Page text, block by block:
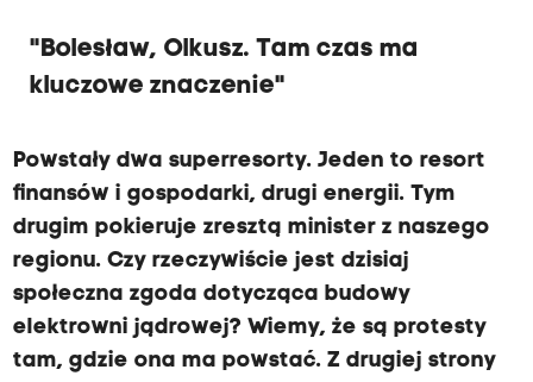
"Bolesław, Olkusz. Tam czas ma
kluczowe znaczenie"
Powstały dwa superresorty. Jeden to resort
finansów i gospodarki, drugi energii. Tym
drugim pokieruje zresztą minister z naszego
regionu. Czy rzeczywiście jest dzisiaj
społeczna zgoda dotycząca budowy
elektrowni jądrowej? Wiemy, że są protesty
tam, gdzie ona ma powstać. Z drugiej strony